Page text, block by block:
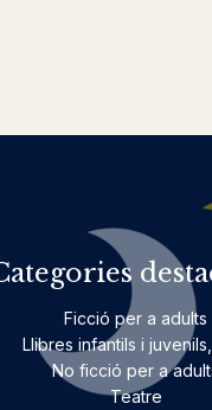
Ficció per a adults
Llibres infantils i
No ficció per a
Teatre